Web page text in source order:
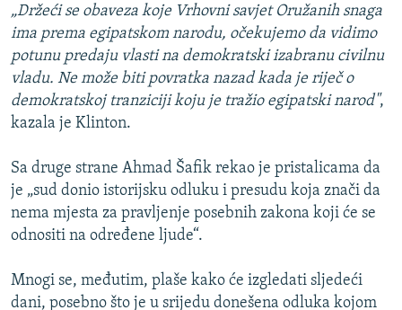
„Držeći se obaveza koje Vrhovni savjet Oružanih snaga
ima prema egipatskom narodu, očekujemo da vidimo
potunu predaju vlasti na demokratski izabranu civilnu
vladu. Ne može biti povratka nazad kada je riječ o
demokratskoj tranziciji koju je tražio egipatski narod",
kazala je Klinton.
Sa druge strane Ahmad Šafik rekao je pristalicama da
je „sud donio istorijsku odluku i presudu koja znači da
nema mjesta za pravljenje posebnih zakona koji će se
odnositi na određene ljude“.
Mnogi se, međutim, plaše kako će izgledati sljedeći
dani, posebno što je u srijedu donešena odluka kojom